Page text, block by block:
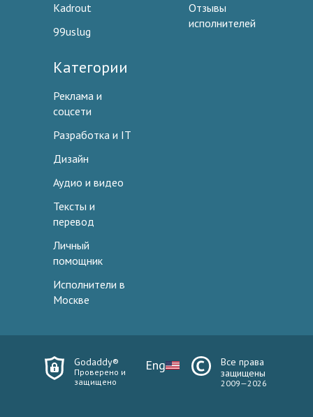
Kadrout
99uslug
Отзывы
исполнителей
Категории
Реклама и
соцсети
Разработка и IT
Дизайн
Аудио и видео
Тексты и
перевод
Личный
помощник
Исполнители в
Москве
Godaddy®
Проверено и
защищено
Eng
Все права
защищены
2009—2026